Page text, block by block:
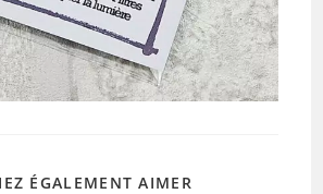
ÉGALEMENT AIMER